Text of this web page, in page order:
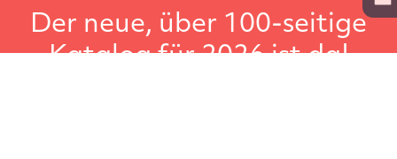
Der neue, über 100-seitige
Katalog für 2026 ist da!